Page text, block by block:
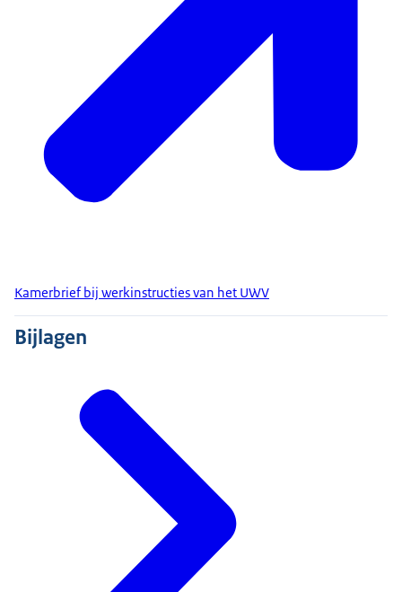
Kamerbrief bij werkinstructies van het UWV
Bijlagen